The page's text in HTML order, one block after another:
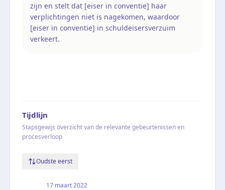
zijn en stelt dat [eiser in conventie] haar
verplichtingen niet is nagekomen, waardoor
[eiser in conventie] in schuldeisersverzuim
verkeert.
Tijdlijn
Stapsgewijs overzicht van de relevante gebeurtenissen en
procesverloop
Oudste eerst
17 maart 2022